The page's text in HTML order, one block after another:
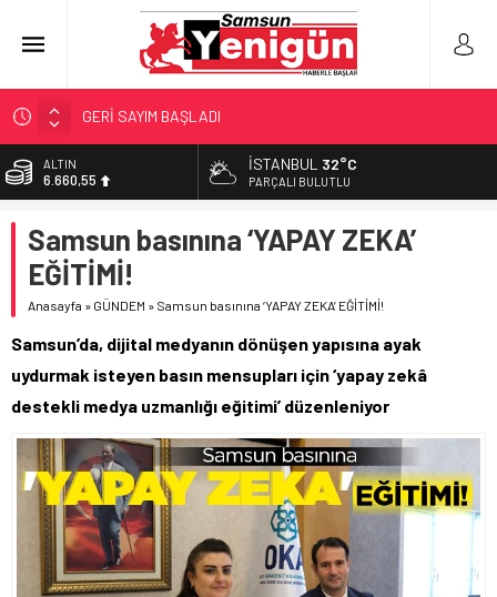
GERİ SAYIM BAŞLADI
SAMSUNSPOR’DA HEDEF 5’İNCİLİK!
‘BAFRA’YA YATIRIM YAPIN!’
YÖNETİCİ SEÇERKEN YAPILAN EN BÜYÜK HATALAR
ALTIN
6.660,55
13.779,39
DOLAR
47,7111
55,1881
İSTANBUL 32°C
PARÇALI BULUTLU
Samsun basınına ‘YAPAY ZEKA’
EĞİTİMİ!
Anasayfa » GÜNDEM » Samsun basınına ‘YAPAY ZEKA’ EĞİTİMİ!
Samsun’da, dijital medyanın dönüşen yapısına ayak
uydurmak isteyen basın mensupları için ‘yapay zekâ
destekli medya uzmanlığı eğitimi’ düzenleniyor